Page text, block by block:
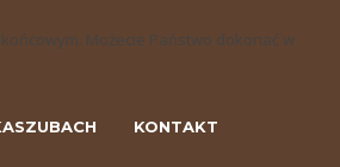
Możecie Państwo dokonać w
KONTAKT